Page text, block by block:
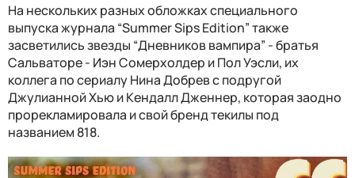
На нескольких разных обложках специального
выпуска журнала “Summer Sips Edition” также
засветились звезды “Дневников вампира” - братья
Сальваторе - Иэн Сомерхолдер и Пол Уэсли, их
коллега по сериалу Нина Добрев с подругой
Джулианной Хью и Кендалл Дженнер, которая заодно
прорекламировала и свой бренд текилы под
названием 818.